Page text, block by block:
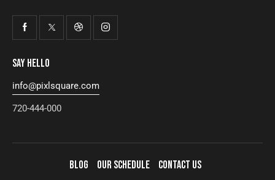
SAY HELLO
info@pixlsquare.com
720-444-000
BLOG OUR SCHEDULE CONTACT US